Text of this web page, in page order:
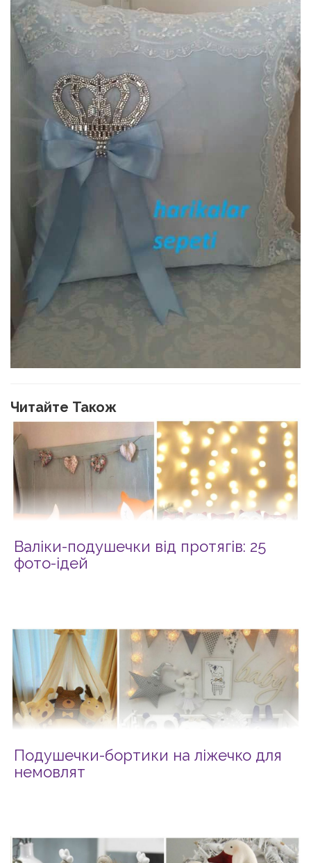
Читайте Також
Валіки-подушечки від протягів: 25
фото-ідей
Подушечки-бортики на ліжечко для
немовлят